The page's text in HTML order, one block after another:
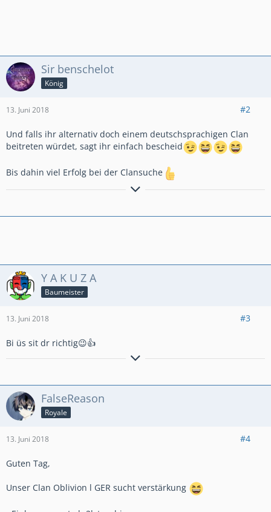
Sir benschelot
König
13. Juni 2018 #2
Und falls ihr alternativ doch einem deutschsprachigen Clan
beitreten würdet, sagt ihr einfach bescheid
Bis dahin viel Erfolg bei der Clansuche
Hier noch der Weg zu unserer ClanvorstellungClanvorstellung
Besucht uns unter GermanGalaxy #2RGY2YGU
Y A K U Z A
Baumeister
13. Juni 2018 #3
Bi üs sit dr richtig😉👍
COSA☠️NOSTRA #2PP2VGGV
FalseReason
Royale
13. Juni 2018 #4
Guten Tag,
Unser Clan Oblivion l GER sucht verstärkung